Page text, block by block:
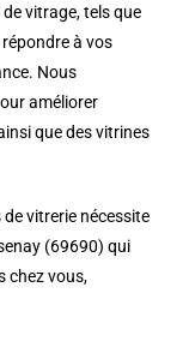
vitrage, tels que
à vos
Nous
améliorer
que des vitrines
vitrerie nécessite
(69690) qui
chez vous,